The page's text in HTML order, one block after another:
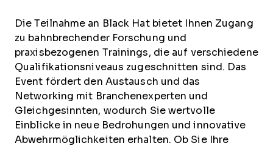
Die Teilnahme an Black Hat bietet Ihnen Zugang
zu bahnbrechender Forschung und
praxisbezogenen Trainings, die auf verschiedene
Qualifikationsniveaus zugeschnitten sind. Das
Event fördert den Austausch und das
Networking mit Branchenexperten und
Gleichgesinnten, wodurch Sie wertvolle
Einblicke in neue Bedrohungen und innovative
Abwehrmöglichkeiten erhalten. Ob Sie Ihre